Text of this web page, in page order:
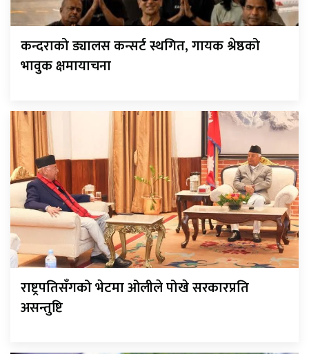
कन्दराको ड्यालस कन्सर्ट स्थगित, गायक श्रेष्ठको
भावुक क्षमायाचना
राष्ट्रपतिसँगको भेटमा ओलीले पोखे सरकारप्रति
असन्तुष्टि